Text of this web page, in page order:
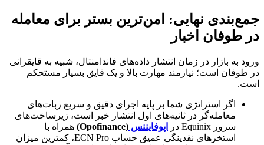
جمع‌بندی نهایی: امن‌ترین بستر برای معامله
در طوفان اخبار
ورود به بازار در زمان انتشار داده‌های فاندامنتال، شبیه به قایقرانی
در طوفان است؛ نیازمند مهارت بالا و یک قایق بسیار مستحکم
است.
اگر استراتژی شما بر پایه اجرای دقیق و سریع ربات‌های
معامله‌گر در ثانیه‌های اول انتشار خبر است، زیرساخت‌های
سرور Equinix در
اپوفایننس (Opofinance)
همراه با
استخرهای نقدینگی عمیق حساب ECN Pro، کمترین میزان